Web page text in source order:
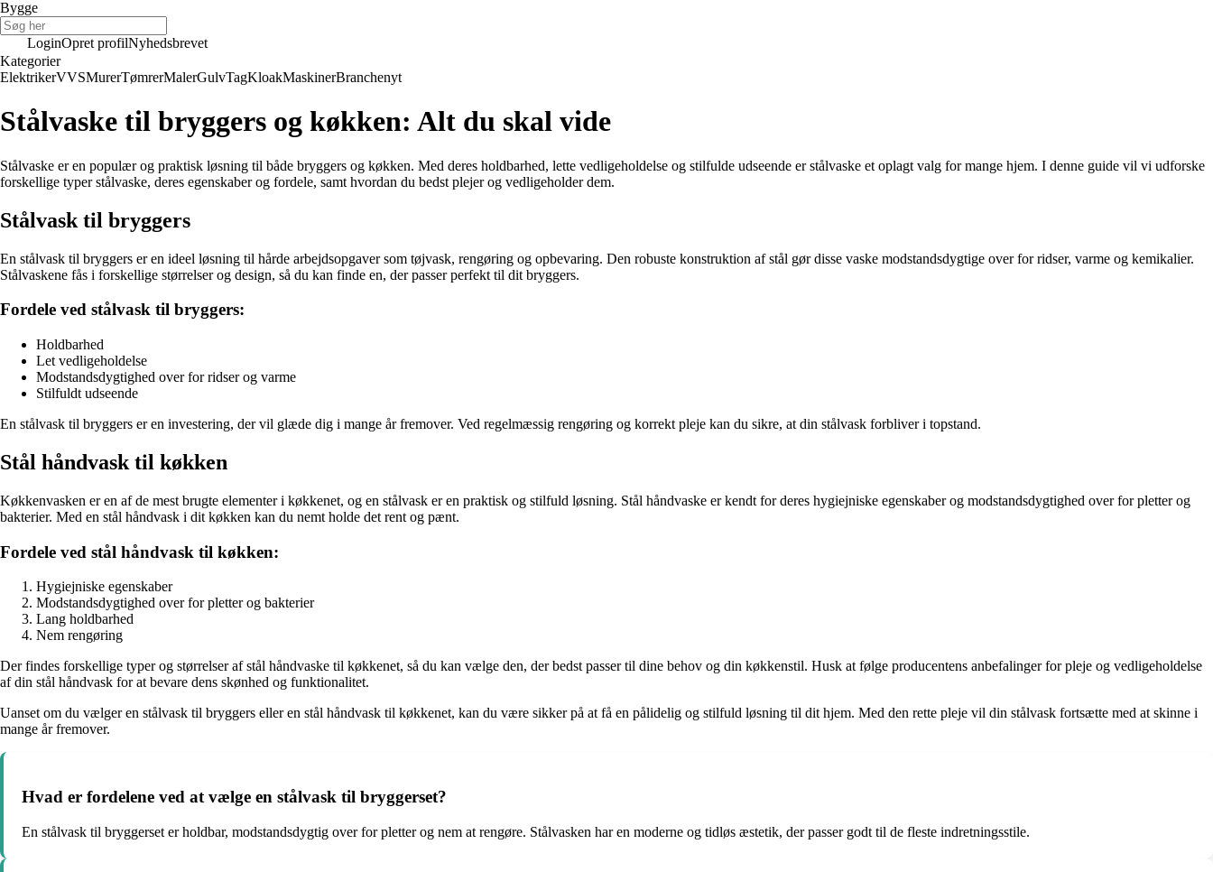
Bygge
LoginOpret profilNyhedsbrevet
Kategorier
ElektrikerVVSMurerTømrerMalerGulvTagKloakMaskinerBranchenyt
Stålvaske til bryggers og køkken: Alt du skal vide
Stålvaske er en populær og praktisk løsning til både bryggers og køkken. Med deres holdbarhed, lette vedligeholdelse og stilfulde udseende er stålvaske et oplagt valg for mange hjem. I denne guide vil vi udforske
forskellige typer stålvaske, deres egenskaber og fordele, samt hvordan du bedst plejer og vedligeholder dem.
Stålvask til bryggers
En stålvask til bryggers er en ideel løsning til hårde arbejdsopgaver som tøjvask, rengøring og opbevaring. Den robuste konstruktion af stål gør disse vaske modstandsdygtige over for ridser, varme og kemikalier.
Stålvaskene fås i forskellige størrelser og design, så du kan finde en, der passer perfekt til dit bryggers.
Fordele ved stålvask til bryggers:
Holdbarhed
Let vedligeholdelse
Modstandsdygtighed over for ridser og varme
Stilfuldt udseende
En stålvask til bryggers er en investering, der vil glæde dig i mange år fremover. Ved regelmæssig rengøring og korrekt pleje kan du sikre, at din stålvask forbliver i topstand.
Stål håndvask til køkken
Køkkenvasken er en af de mest brugte elementer i køkkenet, og en stålvask er en praktisk og stilfuld løsning. Stål håndvaske er kendt for deres hygiejniske egenskaber og modstandsdygtighed over for pletter og
bakterier. Med en stål håndvask i dit køkken kan du nemt holde det rent og pænt.
Fordele ved stål håndvask til køkken:
Hygiejniske egenskaber
Modstandsdygtighed over for pletter og bakterier
Lang holdbarhed
Nem rengøring
Der findes forskellige typer og størrelser af stål håndvaske til køkkenet, så du kan vælge den, der bedst passer til dine behov og din køkkenstil. Husk at følge producentens anbefalinger for pleje og vedligeholdelse
af din stål håndvask for at bevare dens skønhed og funktionalitet.
Uanset om du vælger en stålvask til bryggers eller en stål håndvask til køkkenet, kan du være sikker på at få en pålidelig og stilfuld løsning til dit hjem. Med den rette pleje vil din stålvask fortsætte med at skinne i
mange år fremover.
Hvad er fordelene ved at vælge en stålvask til bryggerset?
En stålvask til bryggerset er holdbar, modstandsdygtig over for pletter og nem at rengøre. Stålvasken har en moderne og tidløs æstetik, der passer godt til de fleste indretningsstile.